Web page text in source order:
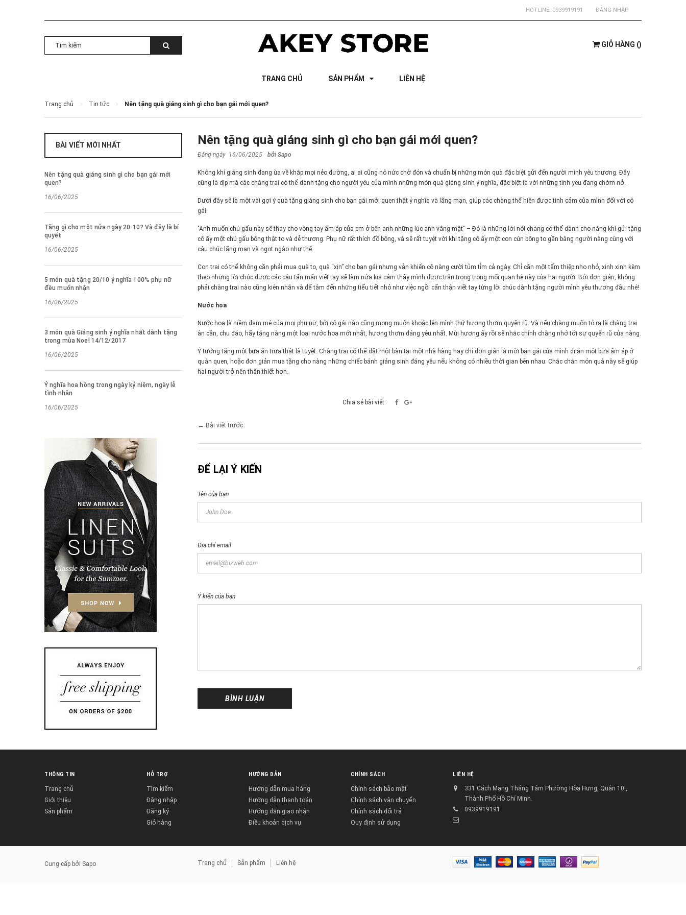
HOTLINE: 0939919191 ĐĂNG NHẬP
GIỎ HÀNG ()
TRANG CHỦ SẢN PHẨM LIÊN HỆ
Trang chủ Tin tức Nên tặng quà giáng sinh gì cho bạn gái mới quen?
Nên tặng quà giáng sinh gì cho bạn gái mới quen?
Đăng ngày 16/06/2025 bởi Sapo
Không khí giáng sinh đang ùa về khắp mọi nẻo đường, ai ai cũng nô nức chờ đón và chuẩn bị những món quà đặc biệt gửi đến người mình yêu thương. Đây
cũng là dịp mà các chàng trai có thể dành tặng cho người yêu của mình những món quà giáng sinh ý nghĩa, đặc biệt là với những tình yêu đang chớm nở.
Dưới đây sẽ là một vài gợi ý quà tặng giáng sinh cho bạn gái mới quen thật ý nghĩa và lãng mạn, giúp các chàng thể hiện được tình cảm của mình đối với cô
gái:
"Anh muốn chú gấu này sẽ thay cho vòng tay ấm áp của em ở bên anh những lúc anh vắng mặt" – Đó là những lời nói chàng có thể dành cho nàng khi gửi tặng
cô ấy một chú gấu bông thật to và dễ thương. Phụ nữ rất thích đồ bông, và sẽ rất tuyệt vời khi tặng cô ấy một con cún bông to gần bằng người nàng cùng với
câu chúc lãng mạn và ngọt ngào như thế.
Con trai có thể không cần phải mua quà to, quà “xịn” cho bạn gái nhưng vẫn khiến cô nàng cười tủm tỉm cả ngày. Chỉ cần một tấm thiệp nho nhỏ, xinh xinh kèm
theo những lời chúc được các cậu tẩn mẩn viết tay sẽ làm nửa kia cảm thấy mình được trân trọng trong mối quan hệ này của hai người. Bởi đơn giản, không
phải chàng trai nào cũng kiên nhẫn và để tâm đến những tiểu tiết nhỏ như việc ngồi cẩn thận viết tay từng lời chúc dành tặng người mình yêu thương đâu nhé!
Nước hoa
Nước hoa là niềm đam mê của mọi phụ nữ, bởi cô gái nào cũng mong muốn khoác lên mình thứ hương thơm quyến rũ. Và nếu chàng muốn tỏ ra là chàng trai
ân cần, chu đáo, hãy tặng nàng một loại nước hoa mới nhất, hương thơm đáng yêu nhất. Mùi hương ấy rồi sẽ nhắc chính chàng nhớ tới sự quyến rũ của nàng.
Ý tưởng tặng một bữa ăn trưa thật là tuyệt. Chàng trai có thể đặt một bàn tại một nhà hàng hay chỉ đơn giản là mời bạn gái của mình đi ăn một bữa ấm áp ở
quán quen, hoặc đơn giản mua tặng cho nàng những chiếc bánh giáng sinh đáng yêu nếu không có nhiều thời gian bên nhau. Chắc chắn món quà này sẽ giúp
hai người trở nên thân thiết hơn.
Chia sẻ bài viết:
← Bài viết trước
ĐỂ LẠI Ý KIẾN
Tên của bạn
Địa chỉ email
Ý kiến của bạn
BÌNH LUẬN
BÀI VIẾT MỚI NHẤT
Nên tặng quà giáng sinh gì cho bạn gái mới
quen?
16/06/2025
Tặng gì cho một nửa ngày 20-10? Và đây là bí
quyết
16/06/2025
5 món quà tặng 20/10 ý nghĩa 100% phụ nữ
đều muốn nhận
16/06/2025
3 món quà Giáng sinh ý nghĩa nhất dành tặng
trong mùa Noel 14/12/2017
16/06/2025
Ý nghĩa hoa hồng trong ngày kỷ niệm, ngày lễ
tình nhân
16/06/2025
THÔNG TIN
Trang chủ
Giới thiệu
Sản phẩm
HỖ TRỢ
Tìm kiếm
Đăng nhập
Đăng ký
Giỏ hàng
HƯỚNG DẪN
Hướng dẫn mua hàng
Hướng dẫn thanh toán
Hướng dẫn giao nhận
Điều khoản dịch vụ
CHÍNH SÁCH
Chính sách bảo mật
Chính sách vận chuyển
Chính sách đổi trả
Quy định sử dụng
LIÊN HỆ
331 Cách Mạng Tháng Tám Phường Hòa Hưng, Quận 10 ,
Thành Phố Hồ Chí Minh.
0939919191
Cung cấp bởi Sapo Trang chủ Sản phẩm Liên hệ